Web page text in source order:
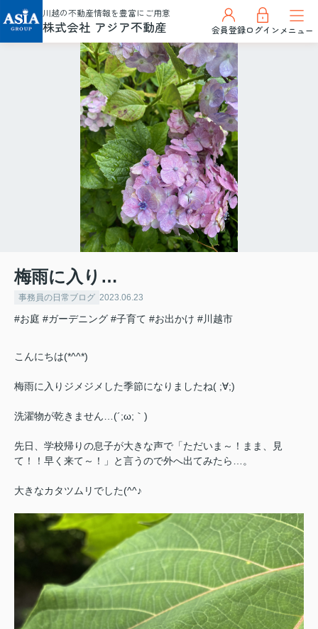
川越の不動産情報を豊富にご用意
株式会社 アジア不動産 会員登録ログインメニュー
梅雨に入り…
事務員の日常ブログ 2023.06.23
#お庭 #ガーデニング #子育て #お出かけ #川越市
こんにちは(*^^*)
梅雨に入りジメジメした季節になりましたね( ;∀;)
洗濯物が乾きません…(´;ω;｀)
先日、学校帰りの息子が大きな声で「ただいま～！まま、見
て！！早く来て～！」と言うので外へ出てみたら…。
大きなカタツムリでした(^^♪